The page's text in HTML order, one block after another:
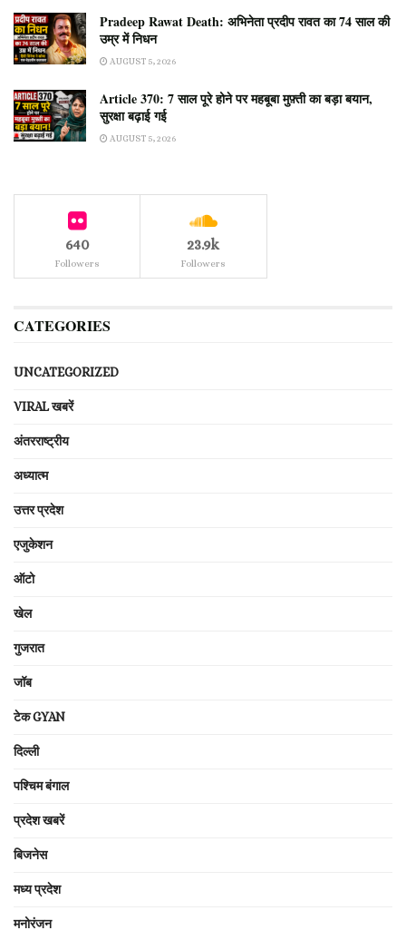
Pradeep Rawat Death: अभिनेता प्रदीप रावत का 74 साल की
उम्र में निधन
AUGUST 5, 2026
Article 370: 7 साल पूरे होने पर महबूबा मुफ़्ती का बड़ा बयान,
सुरक्षा बढ़ाई गई
AUGUST 5, 2026
640
Followers
23.9k
Followers
CATEGORIES
UNCATEGORIZED
VIRAL खबरें
अंतरराष्ट्रीय
अध्यात्म
उत्तर प्रदेश
एजुकेशन
ऑटो
खेल
गुजरात
जॉब
टेक GYAN
दिल्ली
पश्चिम बंगाल
प्रदेश खबरें
बिजनेस
मध्य प्रदेश
मनोरंजन